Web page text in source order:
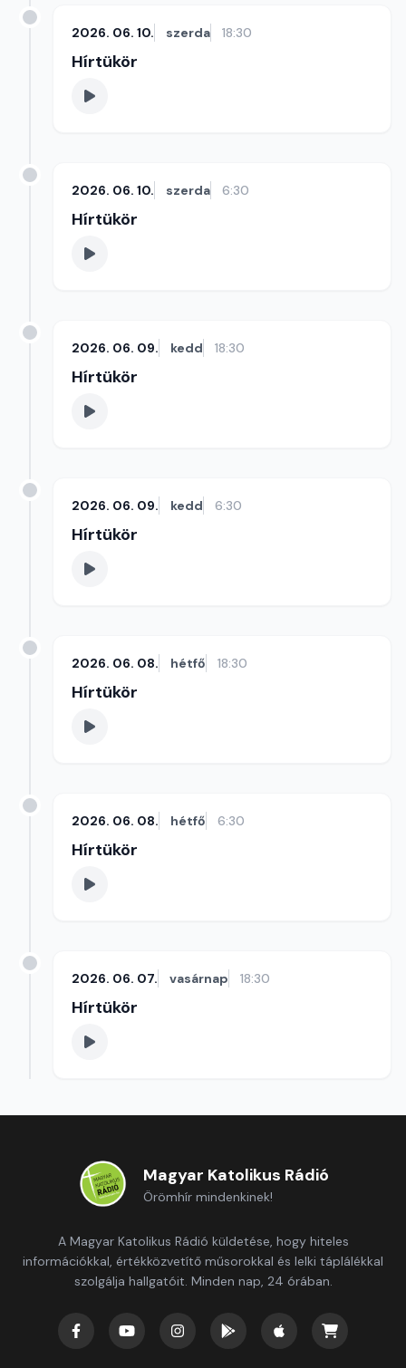
2026. 06. 10. szerda 18:30
Hírtükör
2026. 06. 10. szerda 6:30
Hírtükör
2026. 06. 09. kedd 18:30
Hírtükör
2026. 06. 09. kedd 6:30
Hírtükör
2026. 06. 08. hétfő 18:30
Hírtükör
2026. 06. 08. hétfő 6:30
Hírtükör
2026. 06. 07. vasárnap 18:30
Hírtükör
Magyar Katolikus Rádió
Örömhír mindenkinek!
A Magyar Katolikus Rádió küldetése, hogy hiteles
információkkal, értékközvetítő műsorokkal és lelki táplálékkal
szolgálja hallgatóit. Minden nap, 24 órában.